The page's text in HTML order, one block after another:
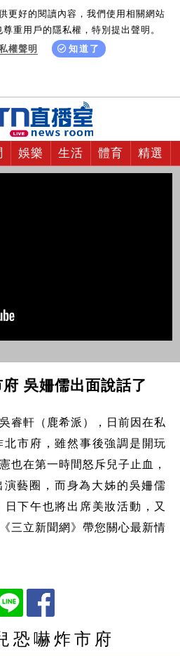
更好的閱讀內容，我們使用相關網站
重用戶的隱私權，特別提出聲明。
權聲明
知道了
娛樂 生活 體育 精選
吳姍儒出面說話了
睿軒（鹿希派），日前因在私
北市府，雖然事後強調是開玩
也在第一時間怒斥兒子止血，
藝圈，而身為大姊的吳姍儒
日下午也將出席美妝活動，又
三立新聞網》帶您關心最新情
恐嚇炸市府